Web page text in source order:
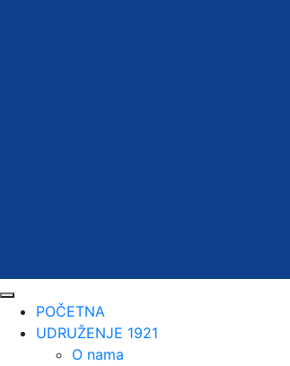
POČETNA
UDRUŽENJE 1921
O nama